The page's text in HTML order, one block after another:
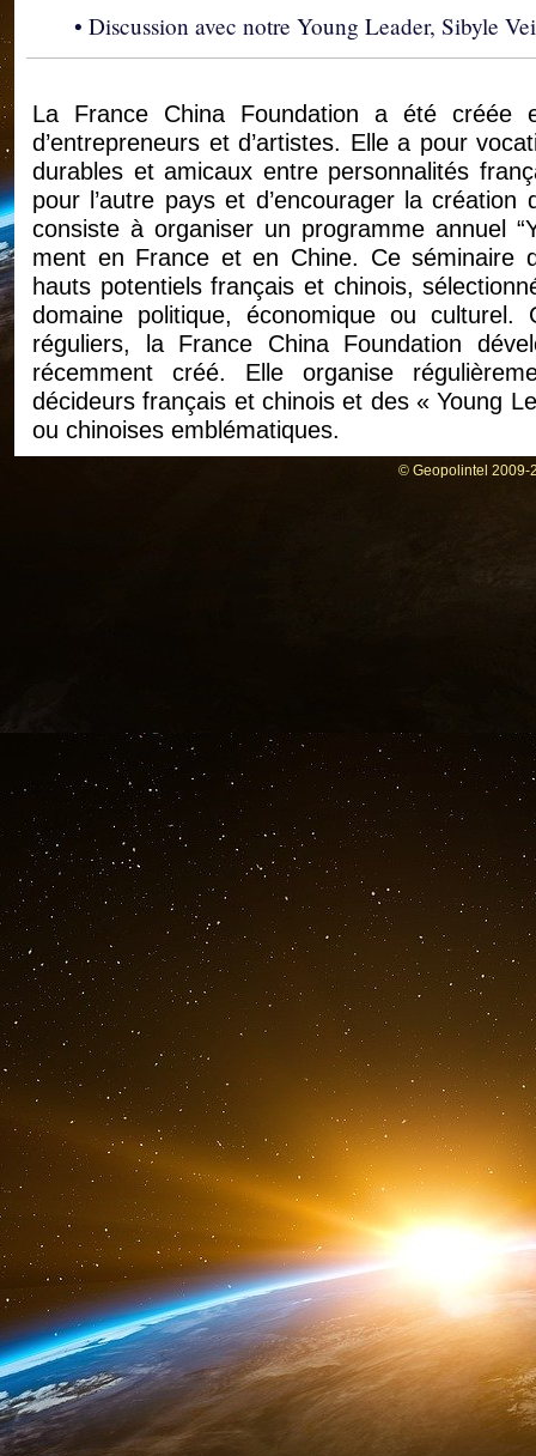
• Discussion avec notre Young Leader, Sibyle
La France China Foundation a été créée
d’entrepreneurs et d’artistes. Elle a pour
durables et amicaux entre personnalités
pour l’autre pays et d’encourager la
consiste à organiser un programme annuel
ment en France et en Chine. Ce séminaire
hauts potentiels français et chinois,
domaine politique, économique ou culturel.
réguliers, la France China Foundation
récemment créé. Elle organise
décideurs français et chinois et des « Young
ou chinoises emblématiques.
notamment parce que le pays « a réussi
quelques jours » pour lutter contre l’épidémie
La Chine « a pris ses responsabilités en
rapidement ». Et selon le nouveau ministre
sûr qu’il serait possible de réaliser tout cela
ouverts ».
Celui-ci n’a pas détaillé la relation étroite
réseaux sociaux par les autorités chinoises.
La Chine, relatait le 7 février LCI, a
qui circulent en ligne à propos du
après l’annonce de la mort du docteur et
confrères.
Source
Le député de l’Isère Olivier Véran
d’influence… et de promotion ?
Le député de l’Isère Olivier Véran fait
France-Chine. Objectif officiel de ce
sur le modèle américain de la French-
La promesse d’une ascension accélérée ?
Ambassadeurs de la France à l’étranger
Young leaders continuent d’essaimer. Olivier
© Geopolintel 2009-